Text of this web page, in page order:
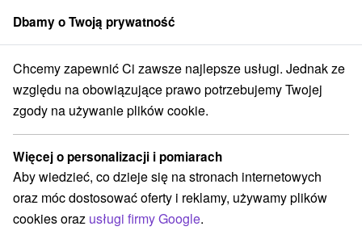
członek grupySorger
Žilinský kraj Rajecké Teplice Villa Amelia Rajecké Teplice
Villa Amelia Rajecké Teplice
Rajecké Teplice
REZERWACJA I WYBÓR OFERTY
Skontaktuj się bezpośrednio z właścicielem.
Dbamy o Twoją prywatność
Chcemy zapewnić Ci zawsze najlepsze usługi. Jednak ze
względu na obowiązujące prawo potrzebujemy Twojej
zgody na używanie plików cookie.
Więcej o personalizacji i pomiarach
Aby wiedzieć, co dzieje się na stronach internetowych
oraz móc dostosować oferty i reklamy, używamy plików
cookies oraz usługi firmy Google.